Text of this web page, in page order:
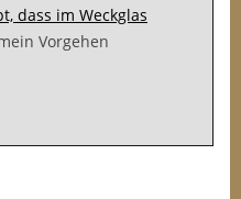
dass im Weckglas
Vorgehen